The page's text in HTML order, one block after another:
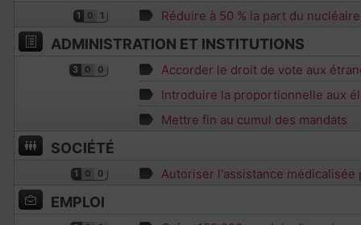
1 0 1 Réduire à 50 % la part du
ADMINISTRATION ET INSTITUTIONS
3 0 0
Accorder le droit de vote aux
Introduire la proportionnelle aux
Mettre fin au cumul des mandats
SOCIÉTÉ
1 0 0 Autoriser l'assistance médicalisée
EMPLOI